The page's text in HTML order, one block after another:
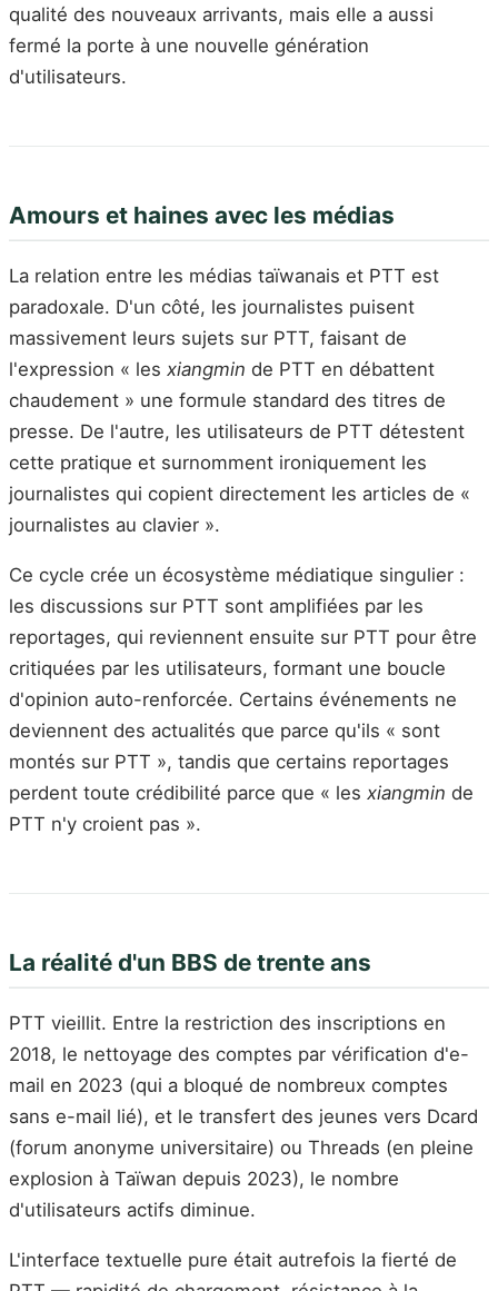
qualité des nouveaux arrivants, mais elle a aussi
fermé la porte à une nouvelle génération
d'utilisateurs.
Amours et haines avec les médias
La relation entre les médias taïwanais et PTT est
paradoxale. D'un côté, les journalistes puisent
massivement leurs sujets sur PTT, faisant de
l'expression « les xiangmin de PTT en débattent
chaudement » une formule standard des titres de
presse. De l'autre, les utilisateurs de PTT détestent
cette pratique et surnomment ironiquement les
journalistes qui copient directement les articles de «
journalistes au clavier ».
Ce cycle crée un écosystème médiatique singulier :
les discussions sur PTT sont amplifiées par les
reportages, qui reviennent ensuite sur PTT pour être
critiquées par les utilisateurs, formant une boucle
d'opinion auto-renforcée. Certains événements ne
deviennent des actualités que parce qu'ils « sont
montés sur PTT », tandis que certains reportages
perdent toute crédibilité parce que « les xiangmin de
PTT n'y croient pas ».
La réalité d'un BBS de trente ans
PTT vieillit. Entre la restriction des inscriptions en
2018, le nettoyage des comptes par vérification d'e-
mail en 2023 (qui a bloqué de nombreux comptes
sans e-mail lié), et le transfert des jeunes vers Dcard
(forum anonyme universitaire) ou Threads (en pleine
explosion à Taïwan depuis 2023), le nombre
d'utilisateurs actifs diminue.
L'interface textuelle pure était autrefois la fierté de